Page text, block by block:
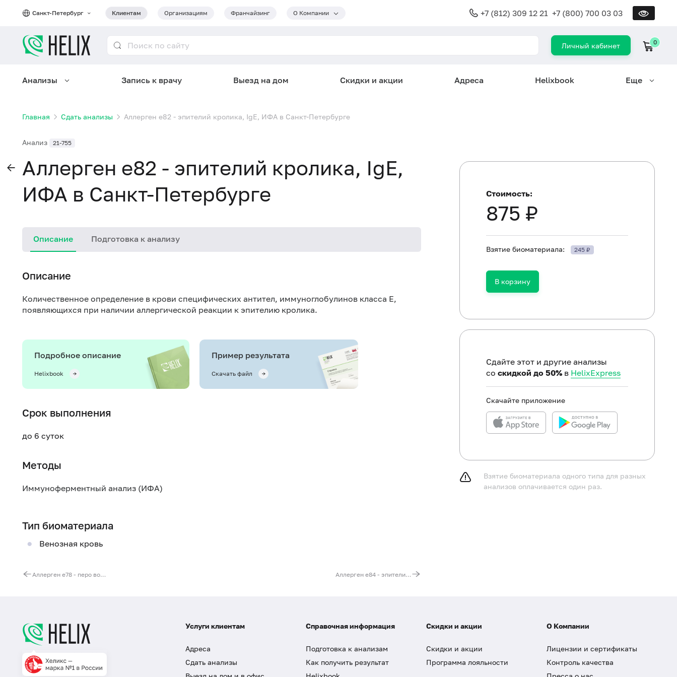
Санкт-Петербург Клиентам Организациям Франчайзинг О Компании +7 (812) 309 12 21 +7 (800) 700 03 03
Личный кабинет 0
Анализы Запись к врачу Выезд на дом Скидки и акции Адреса Helixbook Еще
Главная Сдать анализы Аллерген e82 - эпителий кролика, IgE, ИФА в Санкт-Петербурге
Анализ 21-755
Аллерген e82 - эпителий кролика, IgE,
ИФА в Санкт-Петербурге
Описание Подготовка к анализу
Описание
Количественное определение в крови специфических антител, иммуноглобулинов класса E,
появляющихся при наличии аллергической реакции к эпителию кролика.
Подробное описание
Helixbook
Пример результата
Скачать файл
Срок выполнения
до 6 суток
Методы
Иммуноферментный анализ (ИФА)
Тип биоматериала
Венозная кровь
Аллерген e78 - перо волнистого попугая, IgE, ИФА Аллерген e84 - эпителий хомяка, IgE, ИФА
Не курить в течение 30 минут до исследования.
Стоимость:
875 ₽
Взятие биоматериала: 245 ₽
В корзину
Сдайте этот и другие анализы
со скидкой до 50% в HelixExpress
Скачайте приложение
Взятие биоматериала одного типа для разных
анализов оплачивается один раз.
Услуги клиентам
Адреса
Сдать анализы
Справочная информация
Подготовка к анализам
Как получить результат
Скидки и акции
Скидки и акции
Программа лояльности
О Компании
Лицензии и сертификаты
Контроль качества